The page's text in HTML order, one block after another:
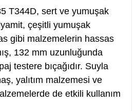
T344D, sert ve yumuşak
çeşitli yumuşak
gibi malzemelerin hassas
132 mm uzunluğunda
testere bıçağıdır. Suyla
yalıtım malzemesi ve
de etkili kullanım